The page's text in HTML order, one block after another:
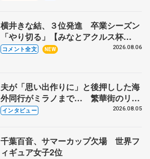
横井きな結、３位発進 卒業シーズン
「やり切る」【みなとアクルス杯
SP】
コメント全文 NEW 2026.08.06
夫が「思い出作りに」と後押しした海
外同行がミラノまで… 繁華街のリン
クでは不良のお兄さんも味方に 小林
インタビュー 2026.08.05
千葉百音、サマーカップ欠場 世界フ
ィギュア女子2位